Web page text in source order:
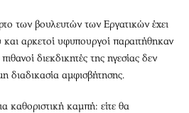
των βουλευτών των Εργατικών έχει
αρκετοί υφυπουργοί παραιτήθηκαν
διεκδικητές της ηγεσίας δεν
διαδικασία αμφισβήτησης.
καθοριστική καμπή: είτε θα